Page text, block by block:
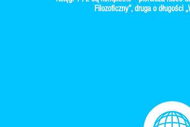
Filozoficzny”, druga o długości